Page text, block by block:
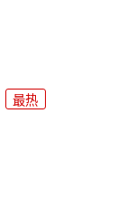
最热